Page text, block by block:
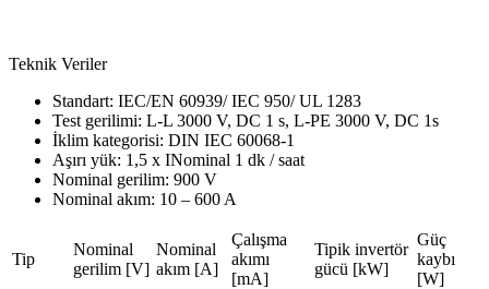
Teknik Veriler
Standart: IEC/EN 60939/ IEC 950/ UL 1283
Test gerilimi: L-L 3000 V, DC 1 s, L-PE 3000 V, DC 1s
İklim kategorisi: DIN IEC 60068-1
Aşırı yük: 1,5 x INominal 1 dk / saat
Nominal gerilim: 900 V
Nominal akım: 10 – 600 A
Tip
Nominal
gerilim [V]
Nominal
akım [A]
Çalışma
akımı
[mA]
Tipik invertör
gücü [kW]
Güç
kaybı
[W]